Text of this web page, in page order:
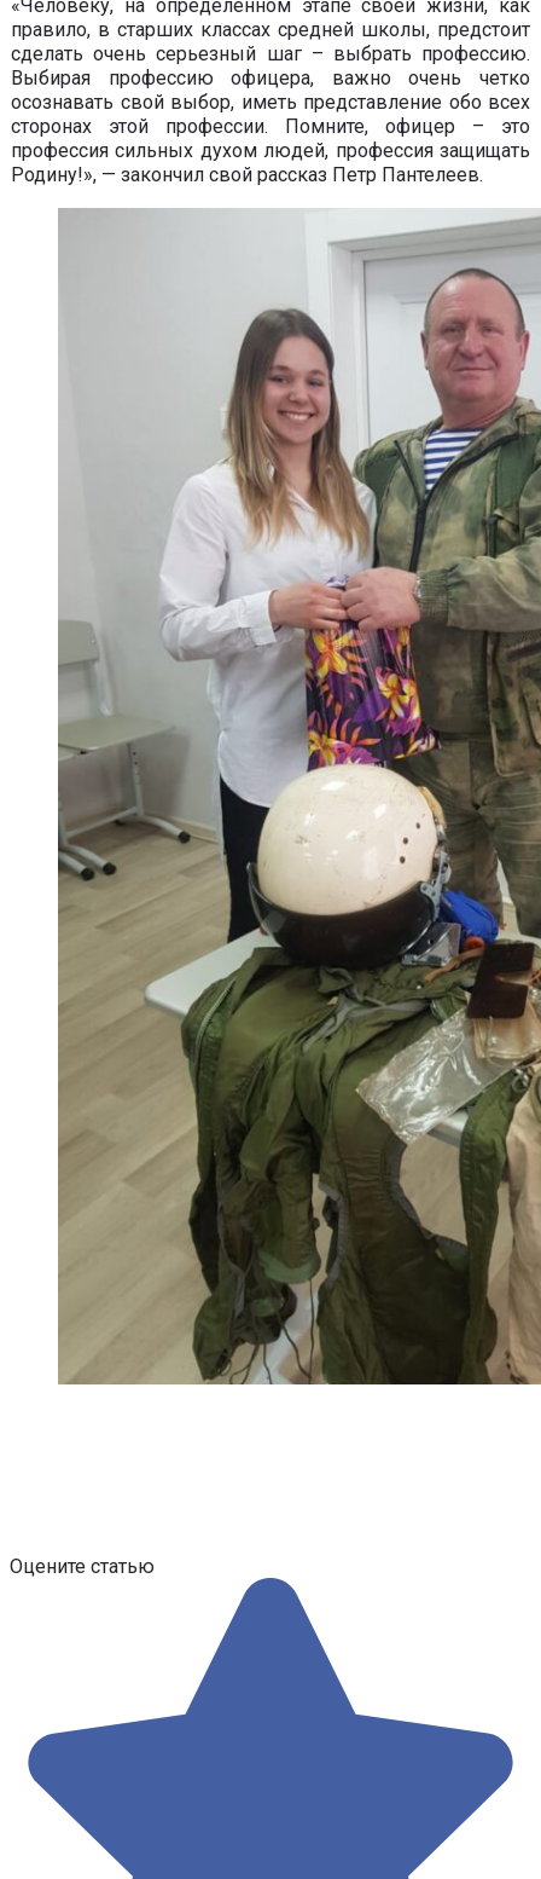
«Человеку, на определенном этапе своей жизни, как
правило, в старших классах средней школы, предстоит
сделать очень серьезный шаг – выбрать профессию.
Выбирая профессию офицера, важно очень четко
осознавать свой выбор, иметь представление обо всех
сторонах этой профессии. Помните, офицер – это
профессия сильных духом людей, профессия защищать
Родину!», — закончил свой рассказ Петр Пантелеев.
Оцените статью